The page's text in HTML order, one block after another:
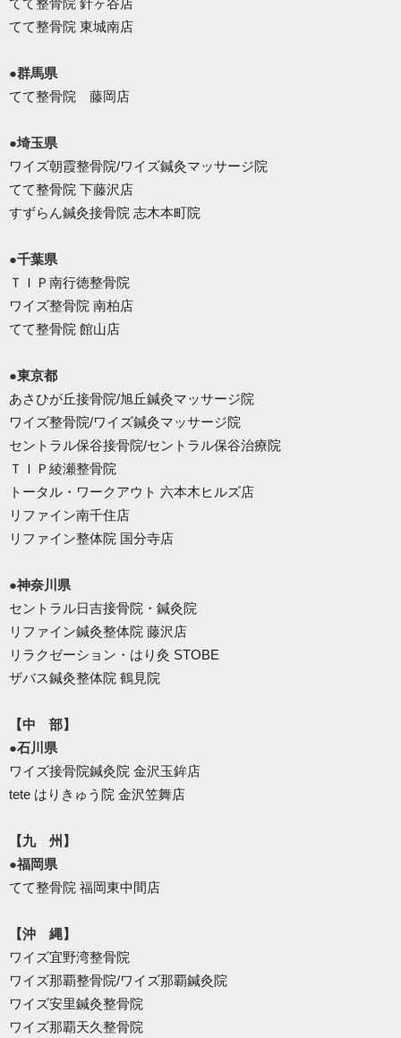
てて整骨院 針ヶ谷店
てて整骨院 東城南店
●群馬県
てて整骨院 藤岡店
●埼玉県
ワイズ朝霞整骨院/ワイズ鍼灸マッサージ院
てて整骨院 下藤沢店
すずらん鍼灸接骨院 志木本町院
●千葉県
ＴＩＰ南行徳整骨院
ワイズ整骨院 南柏店
てて整骨院 館山店
●東京都
あさひが丘接骨院/旭丘鍼灸マッサージ院
ワイズ整骨院/ワイズ鍼灸マッサージ院
セントラル保谷接骨院/セントラル保谷治療院
ＴＩＰ綾瀬整骨院
トータル・ワークアウト 六本木ヒルズ店
リファイン南千住店
リファイン整体院 国分寺店
●神奈川県
セントラル日吉接骨院・鍼灸院
リファイン鍼灸整体院 藤沢店
リラクゼーション・はり灸 STOBE
ザバス鍼灸整体院 鶴見院
【中 部】
●石川県
ワイズ接骨院鍼灸院 金沢玉鉾店
tete はりきゅう院 金沢笠舞店
【九 州】
●福岡県
てて整骨院 福岡東中間店
【沖 縄】
ワイズ宜野湾整骨院
ワイズ那覇整骨院/ワイズ那覇鍼灸院
ワイズ安里鍼灸整骨院
ワイズ那覇天久整骨院